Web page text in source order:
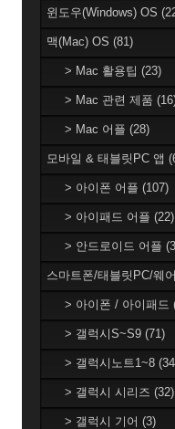
윈도우(Windows) OS
맥(Mac) OS (81)
> Mac 활용팁 (23)
> Mac 관련 제품
> Mac 어플 (28)
모바일 & 태블릿PC 앱
> 아이폰 어플 (107)
> 아이패드 어플 (22)
> 안드로이드 어플
스마트폰/태블릿PC/웨
> 아이폰 / 아이패드
> 갤럭시S~S9 (71)
> 갤럭시노트1~8
> 갤럭시 시리즈 (32)
> 갤럭시 기어 (3)